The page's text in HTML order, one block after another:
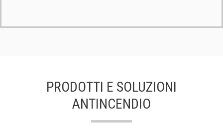
PRODOTTI E SOLUZIONI
ANTINCENDIO